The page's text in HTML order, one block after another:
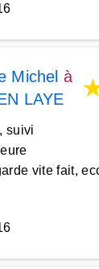
Michel à
LAYE
suivi
vite fait,